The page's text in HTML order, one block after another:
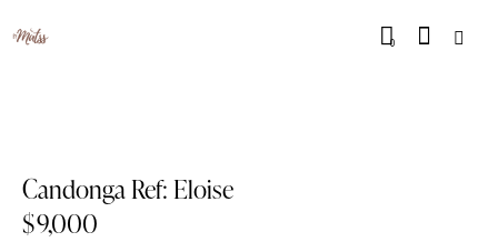
0
Candonga Ref: Eloise
$9,000